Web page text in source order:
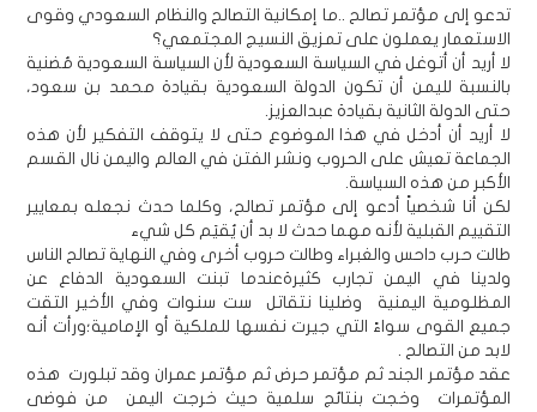
تدعو إلى مؤتمر تصالح ..ما إمكانية التصالح والنظام السعودي وقوى
الاستعمار يعملون على تمزيق النسيج المجتمعي؟
لا أريد أن أتوغل في السياسة السعودية لأن السياسة السعودية مُضنية
بالنسبة لليمن أن تكون الدولة السعودية بقيادة محمد بن سعود،
حتى الدولة الثانية بقيادة عبدالعزيز.
لا أريد أن أدخل في هذا الموضوع حتى لا يتوقف التفكير لأن هذه
الجماعة تعيش على الحروب ونشر الفتن في العالم واليمن نال القسم
الأكبر من هذه السياسة.
لكن أنا شخصياً أدعو إلى مؤتمر تصالح، وكلما حدث نجعله بمعايير
التقييم القبلية لأنه مهما حدث لا بد أن يُقيَم كل شيء
طالت حرب داحس والغبراء وطالت حروب أخرى وفي النهاية تصالح الناس
ولدينا في اليمن تجارب كثيرةعندما تبنت السعودية الدفاع عن
المظلومية اليمنية وضلينا نتقاتل ست سنوات وفي الأخير التقت
جميع القوى سواءً التي جيرت نفسها للملكية أو الإمامية؛ورأت أنه
لابد من التصالح .
عقد مؤتمر الجند ثم مؤتمر حرض ثم مؤتمر عمران وقد تبلورت هذه
المؤتمرات وخجت بنتائج سلمية حيث خرجت اليمن من فوضى